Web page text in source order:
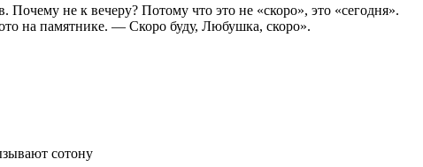
не к вечеру? Потому что это не «скоро», это «сегодня».
на памятнике. — Скоро буду, Любушка, скоро».
сотону